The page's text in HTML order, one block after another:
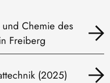
und Chemie des
Freiberg
(2025)